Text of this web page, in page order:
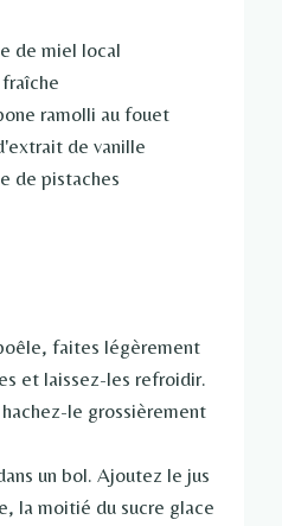
de miel local
ramolli au fouet
de vanille
de pistaches
faites légèrement
et laissez-les refroidir.
le grossièrement
un bol. Ajoutez le jus
la moitié du sucre glace